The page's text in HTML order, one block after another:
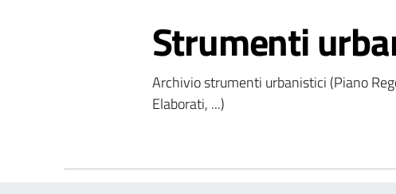
Strumenti
Archivio strumenti urbanistici (Piano
Elaborati, ...)